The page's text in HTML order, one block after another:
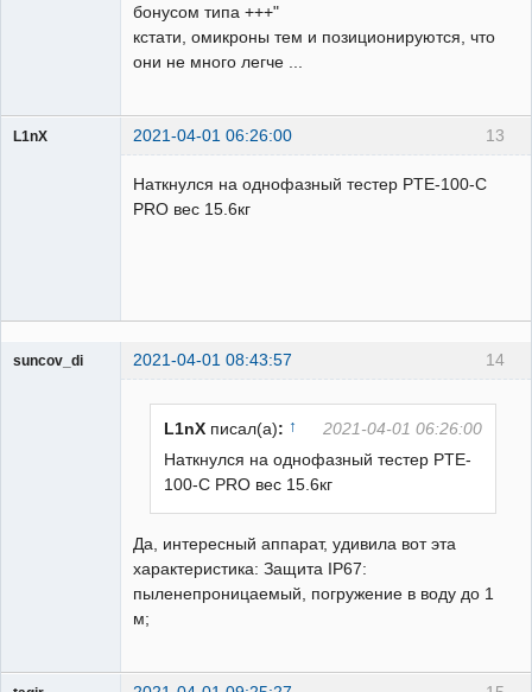
бонусом типа +++"
кстати, омикроны тем и позиционируются, что
они не много легче ...
13
L1nX 2021-04-01 06:26:00
Наткнулся на однофазный тестер PTE-100-C
PRO вес 15.6кг
14
suncov_di 2021-04-01 08:43:57
L1nX писал(а): ↑
2021-04-01 06:26:00
Наткнулся на однофазный тестер PTE-
100-C PRO вес 15.6кг
Да, интересный аппарат, удивила вот эта
характеристика: Защита IP67:
пыленепроницаемый, погружение в воду до 1
м;